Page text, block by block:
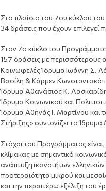
Στο πλαίσιο του 7ου κύκλου
34 δράσεις που έχουν
Στον 7ο κύκλο του
157 δράσεις με
Κοινωφελές Ίδρυμα Ιωάννη Σ.
Βασίλη & Κάρμεν
Ίδρυμα Αθανάσιος Κ.
Ίδρυμα Κοινωνικού και
Ίδρυμα Αθηνάς Ι. Μαρτίνου
Στήριξης» συντονίζει το
Στόχοι του Προγράμματος
κλίμακας με σημαντικό
ανάπτυξη ικανοτήτων
προτεραιότητα μικρού και
και την περαιτέρω εξέλιξη του